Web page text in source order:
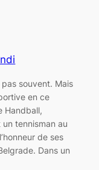
souvent. Mais
en ce
Handball,
un tennisman au
de ses
Dans un